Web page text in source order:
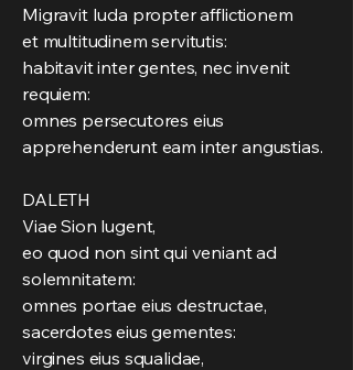
Migravit Iuda propter afflictionem
et multitudinem servitutis:
habitavit inter gentes, nec invenit
requiem:
omnes persecutores eius
apprehenderunt eam inter angustias.
DALETH
Viae Sion lugent,
eo quod non sint qui veniant ad
solemnitatem:
omnes portae eius destructae,
sacerdotes eius gementes:
virgines eius squalidae,